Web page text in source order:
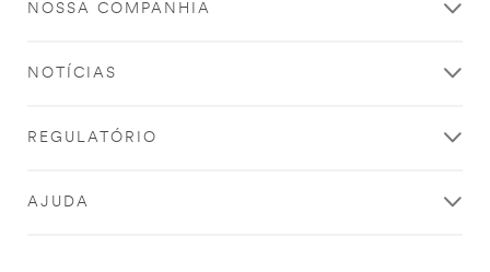
NOSSA COMPANHIA
NOTÍCIAS
REGULATÓRIO
AJUDA